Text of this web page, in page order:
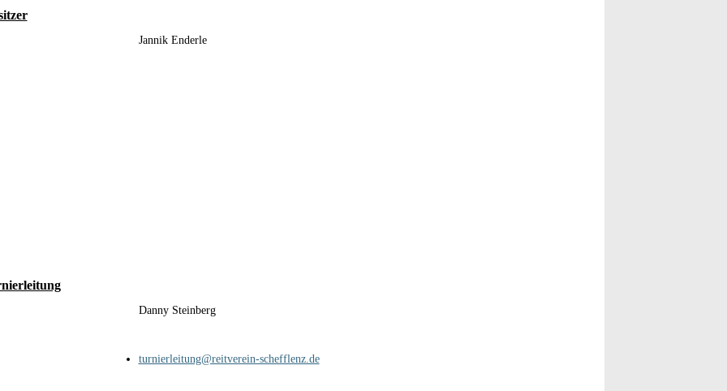
Jannik Enderle
Danny Steinberg
turnierleitung@reitverein-schefflenz.de